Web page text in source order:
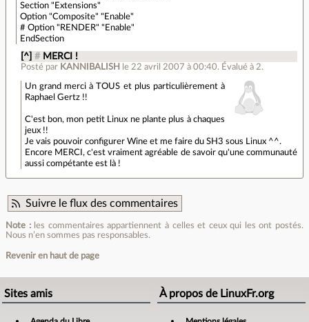
Section "Extensions"
Option "Composite" "Enable"
# Option "RENDER" "Enable"
EndSection
[^] # MERCI !
Posté par KANNIBALISH le 22 avril 2007 à 00:40. Évalué à 2.
Un grand merci à TOUS et plus particulièrement à
Raphael Gertz !!
C'est bon, mon petit Linux ne plante plus à chaques
jeux !!
Je vais pouvoir configurer Wine et me faire du SH3 sous Linux ^^.
Encore MERCI, c'est vraiment agréable de savoir qu'une communauté
aussi compétante est là !
Suivre le flux des commentaires
Note :les commentaires appartiennent à celles et ceux qui les ont postés.
Nous n’en sommes pas responsables.
Revenir en haut de page
Sites amis À propos de LinuxFr.org